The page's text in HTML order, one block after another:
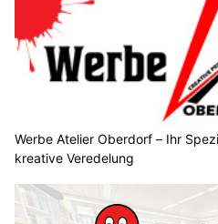
Werbe Atelier Oberdorf – Ihr
kreative Veredelung